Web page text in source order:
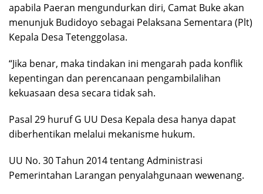
apabila Paeran mengundurkan diri, Camat Buke akan
menunjuk Budidoyo sebagai Pelaksana Sementara (Plt)
Kepala Desa Tetenggolasa.
“Jika benar, maka tindakan ini mengarah pada konflik
kepentingan dan perencanaan pengambilalihan
kekuasaan desa secara tidak sah.
Pasal 29 huruf G UU Desa Kepala desa hanya dapat
diberhentikan melalui mekanisme hukum.
UU No. 30 Tahun 2014 tentang Administrasi
Pemerintahan Larangan penyalahgunaan wewenang.